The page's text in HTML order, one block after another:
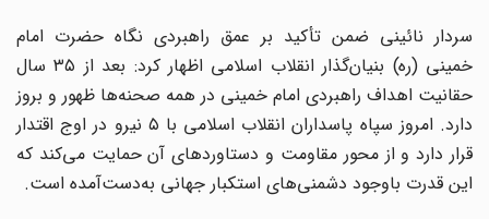
سردار نائینی ضمن تأکید بر عمق راهبردی نگاه حضرت امام
خمینی (ره) بنیان‌گذار انقلاب اسلامی اظهار کرد: بعد از ٣۵ سال
حقانیت اهداف راهبردی امام خمینی در همه صحنه‌ها ظهور و بروز
دارد. امروز سپاه پاسداران انقلاب اسلامی با ۵ نیرو در اوج اقتدار
قرار دارد و از محور مقاومت و دستاورد‌های آن حمایت می‌کند که
این قدرت باوجود دشمنی‌های استکبار جهانی به‌دست‌آمده است.